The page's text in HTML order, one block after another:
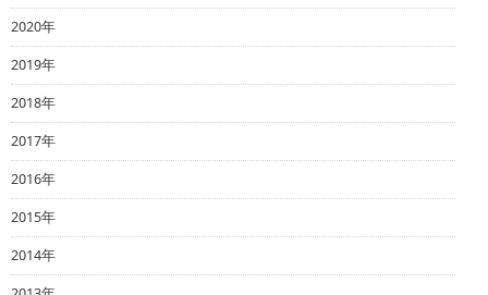
2020年
2019年
2018年
2017年
2016年
2015年
2014年